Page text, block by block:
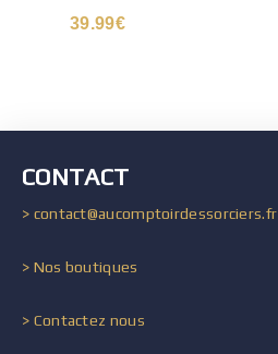
39.99€
CONTACT
> contact@aucomptoirdessorciers.fr
> Nos boutiques
> Contactez nous